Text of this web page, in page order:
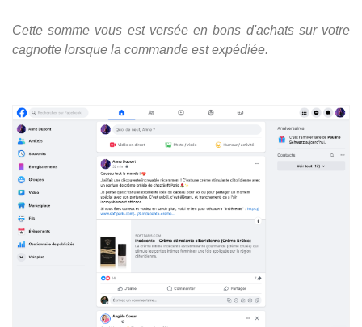
Cette somme vous est versée en bons d'achats sur votre
cagnotte lorsque la commande est expédiée.